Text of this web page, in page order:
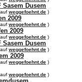
Sasem Dusem
weggefoehnt.de )
2009
weggefoehnt.de )
2009
weggefoehnt.de )
Sasem Dusem
weggefoehnt.de )
2009
weggefoehnt.de )
weggefoehnt.de )